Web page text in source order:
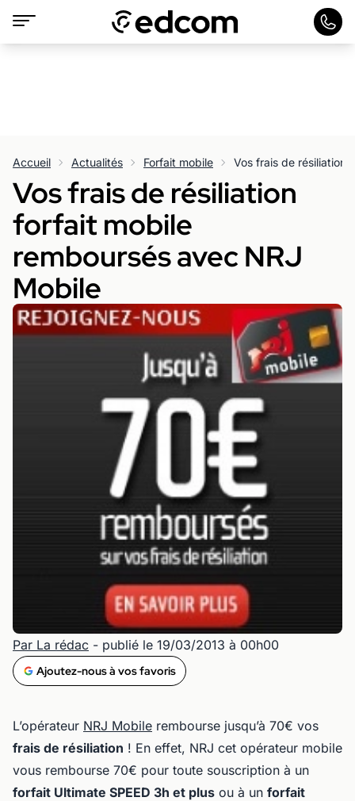
Accueil Actualités Forfait mobile
Vos frais de résiliation
forfait mobile
remboursés avec NRJ
Mobile
Par La rédac - publié le 19/03/2013 à 00h00
Ajoutez-nous à vos favoris
L’opérateur NRJ Mobile rembourse jusqu’à 70€ vos
frais de résiliation ! En effet, NRJ cet opérateur mobile
vous rembourse 70€ pour toute souscription à un
forfait Ultimate SPEED 3h et plus ou à un forfait